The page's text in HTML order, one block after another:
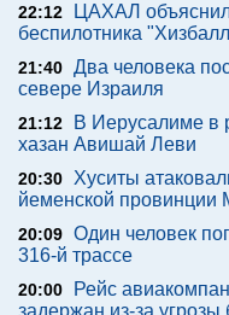
22:12
ЦАХАЛ
беспилотника
21:40 Два человека
севере Израиля
21:12
В Иерусалиме в
хазан Авишай Леви
20:30
Хуситы
йеменской провинции
20:09 Один человек
316-й трассе
20:00
Рейс
задержан из-за угрозы